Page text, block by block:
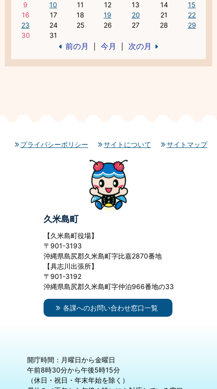
9
10 11 12 13 14
15
16
17 18 19 20 21
22
23
24 25 26 27 28
29
30
31
前の月 今月 次の月
プライバシーポリシー サイトについて サイトマップ
久米島町
【久米島町役場】
〒901-3193
沖縄県島尻郡久米島町字比嘉2870番地
【具志川出張所】
〒901-3192
沖縄県島尻郡久米島町字仲泊966番地の33
各課へのお問い合わせ窓口一覧
開庁時間：月曜日から金曜日
午前8時30分から午後5時15分
（休日・祝日・年末年始を除く）